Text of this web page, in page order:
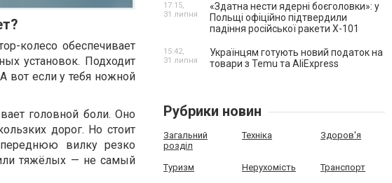
колесо обеспечивает
установок. Подходит
вот если у тебя ножной
головной боли. Оно
дорог. Но стоит
вилку резко
тяжёлых — не самый
«Здатна нести ядерні боєголовки»: у
Польщі офіційно підтвердили
падіння російської ракети Х-101
17:15,
31 липня
Українцям готують новий податок на
товари з Temu та AliExpress
15:42,
31 липня
Рубрики новин
Загальний
розділ
Техніка Здоров'я
Туризм Нерухомість Транспорт